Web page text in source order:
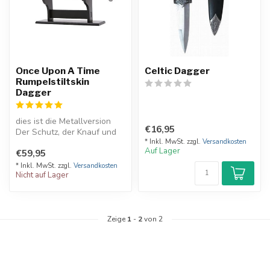
Once Upon A Time
Rumpelstiltskin
Dagger
dies ist die Metallversion
Der Schutz, der Knauf und
€59,95
* Inkl. MwSt. zzgl. Versandkosten
Nicht auf Lager
Celtic Dagger
€16,95
* Inkl. MwSt. zzgl. Versandkosten
Auf Lager
Zeige 1 - 2von 2